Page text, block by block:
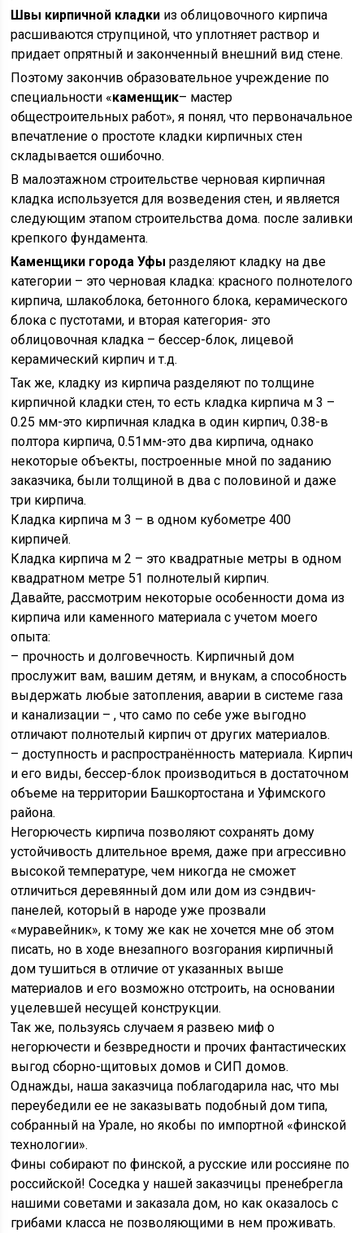
Швы кирпичной кладки из облицовочного кирпича
расшиваются струпциной, что уплотняет раствор и
придает опрятный и законченный внешний вид стене.
Поэтому закончив образовательное учреждение по
специальности «каменщик– мастер
общестроительных работ», я понял, что первоначальное
впечатление о простоте кладки кирпичных стен
складывается ошибочно.
В малоэтажном строительстве черновая кирпичная
кладка используется для возведения стен, и является
следующим этапом строительства дома. после заливки
крепкого фундамента.
Каменщики города Уфы разделяют кладку на две
категории – это черновая кладка: красного полнотелого
кирпича, шлакоблока, бетонного блока, керамического
блока с пустотами, и вторая категория- это
облицовочная кладка – бессер-блок, лицевой
керамический кирпич и т.д.
Так же, кладку из кирпича разделяют по толщине
кирпичной кладки стен, то есть кладка кирпича м 3 –
0.25 мм-это кирпичная кладка в один кирпич, 0.38-в
полтора кирпича, 0.51мм-это два кирпича, однако
некоторые объекты, построенные мной по заданию
заказчика, были толщиной в два с половиной и даже
три кирпича.
Кладка кирпича м 3 – в одном кубометре 400
кирпичей.
Кладка кирпича м 2 – это квадратные метры в одном
квадратном метре 51 полнотелый кирпич.
Давайте, рассмотрим некоторые особенности дома из
кирпича или каменного материала с учетом моего
опыта:
– прочность и долговечность. Кирпичный дом
прослужит вам, вашим детям, и внукам, а способность
выдержать любые затопления, аварии в системе газа
и канализации – , что само по себе уже выгодно
отличают полнотелый кирпич от других материалов.
– доступность и распространённость материала. Кирпич
и его виды, бессер-блок производиться в достаточном
объеме на территории Башкортостана и Уфимского
района.
Негорючесть кирпича позволяют сохранять дому
устойчивость длительное время, даже при агрессивно
высокой температуре, чем никогда не сможет
отличиться деревянный дом или дом из сэндвич-
панелей, который в народе уже прозвали
«муравейник», к тому же как не хочется мне об этом
писать, но в ходе внезапного возгорания кирпичный
дом тушиться в отличие от указанных выше
материалов и его возможно отстроить, на основании
уцелевшей несущей конструкции.
Так же, пользуясь случаем я развею миф о
негорючести и безвредности и прочих фантастических
выгод сборно-щитовых домов и СИП домов.
Однажды, наша заказчица поблагодарила нас, что мы
переубедили ее не заказывать подобный дом типа,
собранный на Урале, но якобы по импортной «финской
технологии».
Фины собирают по финской, а русские или россияне по
российской! Соседка у нашей заказчицы пренебрегла
нашими советами и заказала дом, но как оказалось с
грибами класса не позволяющими в нем проживать.